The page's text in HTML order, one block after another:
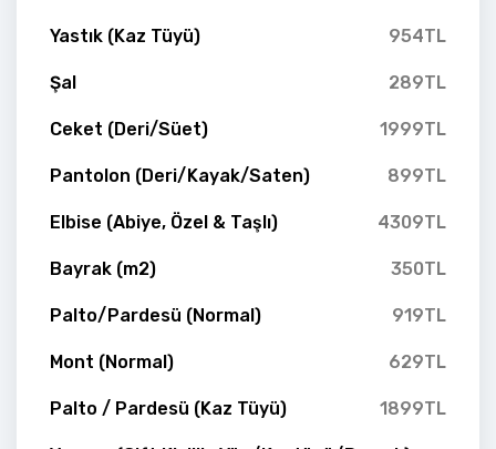
Yastık (Kaz Tüyü) 954TL
Şal 289TL
Ceket (Deri/Süet) 1999TL
Pantolon (Deri/Kayak/Saten) 899TL
Elbise (Abiye, Özel & Taşlı) 4309TL
Bayrak (m2) 350TL
Palto/Pardesü (Normal) 919TL
Mont (Normal) 629TL
Palto / Pardesü (Kaz Tüyü) 1899TL